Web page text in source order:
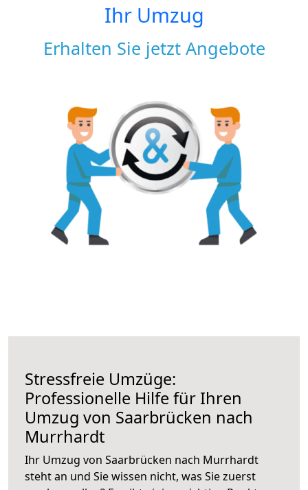
Ihr Umzug
Erhalten Sie jetzt Angebote
Stressfreie Umzüge:
Professionelle Hilfe für Ihren
Umzug von Saarbrücken nach
Murrhardt
Ihr Umzug von Saarbrücken nach Murrhardt
steht an und Sie wissen nicht, was Sie zuerst